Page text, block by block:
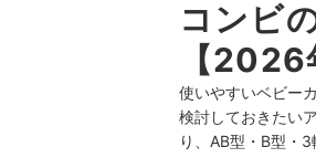
コンビ
【2026
使いやすいベビー
検討しておきたい
り、AB型・B型・